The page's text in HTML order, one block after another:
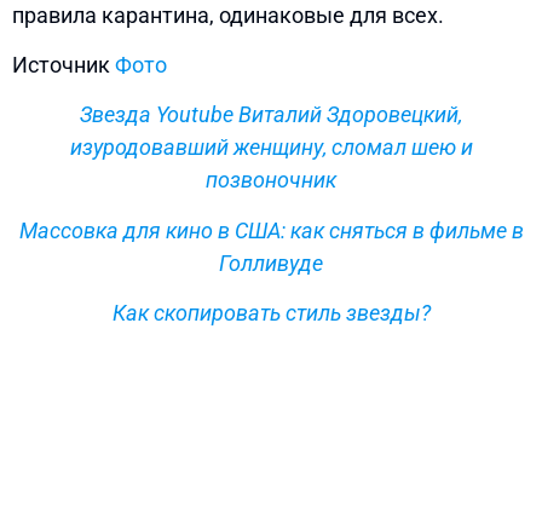
правила карантина, одинаковые для всех.
Источник Фото
Звезда Youtube Виталий Здоровецкий,
изуродовавший женщину, сломал шею и
позвоночник
Массовка для кино в США: как сняться в фильме в
Голливуде
Как скопировать стиль звезды?